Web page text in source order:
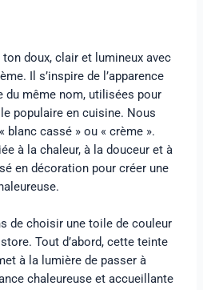
doux, clair et lumineux avec
Il s’inspire de l’apparence
du même nom, utilisées pour
populaire en cuisine. Nous
blanc cassé » ou « crème ».
à la chaleur, à la douceur et à
en décoration pour créer une
de choisir une toile de couleur
Tout d’abord, cette teinte
à la lumière de passer à
chaleureuse et accueillante